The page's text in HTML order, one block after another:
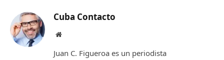
Cuba Contacto
Website
Juan C. Figueroa es un periodista